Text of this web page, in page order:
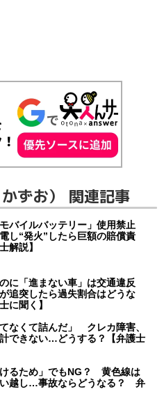
ずお） 関連記事
バイルバッテリー」使用禁止
し“発火”したら巨額の賠償責
解説】
に「進まない車」は交通違反
追突したら過失割合はどうな
に聞く】
てなくて詰んだ」 クレカ障害、
できない…どうする？【弁護士
けるため」でもNG？ 黄色線は
越し…事故ならどうなる？ 弁